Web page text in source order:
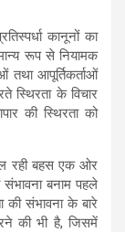
कानूनों का
रूप से नियामक
तथा आपूर्तिकर्ताओं
स्थिरता के विचार
की स्थिरता को
रही बहस एक ओर
बनाम पहले
की संभावना के बारे
की भी है, जिसमें